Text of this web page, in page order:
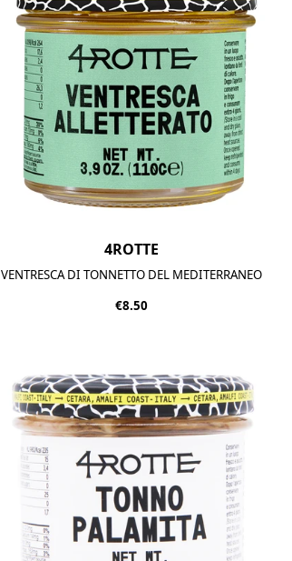
4ROTTE
VENTRESCA DI TONNETTO DEL MEDITERRANEO
€8.50